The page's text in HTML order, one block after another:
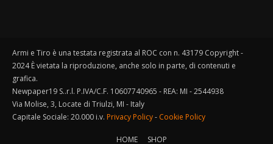
Armi e Tiro è una testata registrata al ROC con n. 43179 Copyright -
2024 È vietata la riproduzione, anche solo in parte, di contenuti e
grafica.
Newpaper19 S..r.l. P.IVA/C.F. 10607740965 - REA: MI - 2544938
Via Molise, 3, Locate di Triulzi, MI - Italy
Capitale Sociale: 20.000 i.v. Privacy Policy- Cookie Policy
HOME SHOP